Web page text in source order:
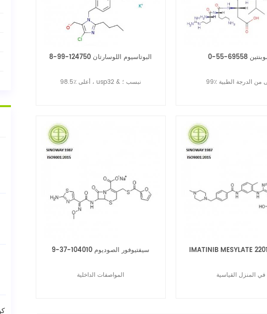
البوتاسيوم اللوسارتان 124750-99-8
98.5٪ أعلى ، usp32 & نبسب ؛
69558-55-0
من الدرجة الطبية
سيفتيوفور الصوديوم 104010-37-9
المواصفات الداخلية
IMATINIB MESYLATE
في المنزل القياسية